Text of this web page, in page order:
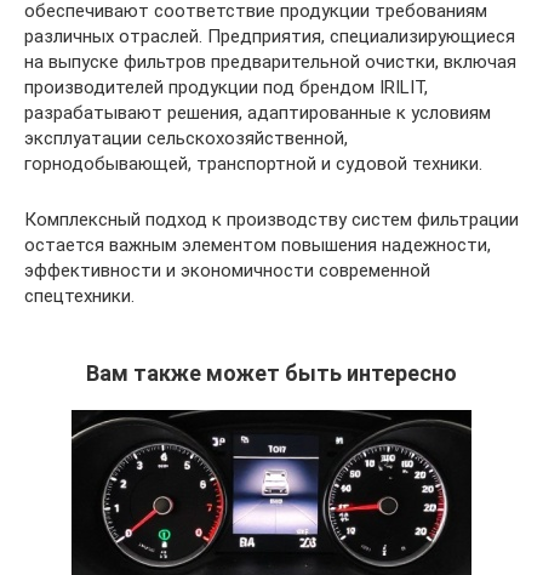
обеспечивают соответствие продукции требованиям
различных отраслей. Предприятия, специализирующиеся
на выпуске фильтров предварительной очистки, включая
производителей продукции под брендом IRILIT,
разрабатывают решения, адаптированные к условиям
эксплуатации сельскохозяйственной,
горнодобывающей, транспортной и судовой техники.
Комплексный подход к производству систем фильтрации
остается важным элементом повышения надежности,
эффективности и экономичности современной
спецтехники.
Вам также может быть интересно